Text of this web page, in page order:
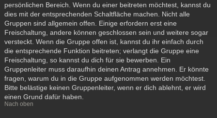
persönlichen Bereich. Wenn du einer beitreten möchtest, kannst du
dies mit der entsprechenden Schaltfläche machen. Nicht alle
Gruppen sind allgemein offen. Einige erfordern erst eine
Freischaltung, andere können geschlossen sein und weitere sogar
versteckt. Wenn die Gruppe offen ist, kannst du ihr einfach durch
die entsprechende Funktion beitreten; verlangt die Gruppe eine
Freischaltung, so kannst du dich für sie bewerben. Ein
Gruppenleiter muss daraufhin deinen Antrag annehmen. Er könnte
fragen, warum du in die Gruppe aufgenommen werden möchtest.
Bitte belästige keinen Gruppenleiter, wenn er dich ablehnt, er wird
einen Grund dafür haben.
Nach oben